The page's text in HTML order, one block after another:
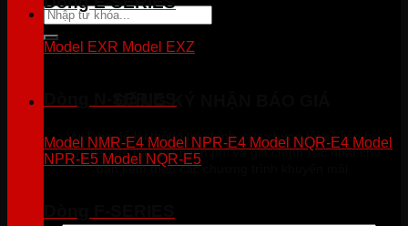
Tìm
kiếm:
Vui lòng để lại thông tin chính xác, chúng tôi sẽ liên hệ
trực tiếp để báo giá miễn phí và giá chính xác nhất cho
bạn kèm theo các chương trình khuyến mãi
Model EXR Model EXZ
Model NMR-E4 Model NPR-E4 Model NQR-E4 Model
NPR-E5 Model NQR-E5